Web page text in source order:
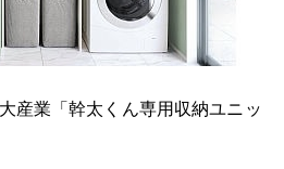
産業「幹太くん専用収納ユニッ